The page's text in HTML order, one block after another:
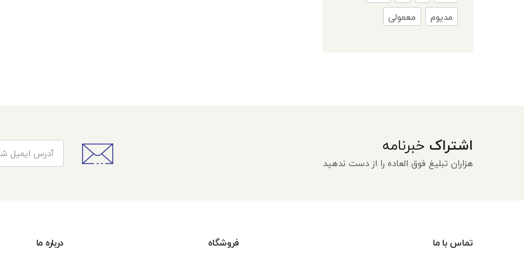
مدیوم
معمولی
اشتراک خبرنامه
هزاران تبلیغ فوق العاده را از دست ندهید
تماس با ما فروشگاه درباره ما